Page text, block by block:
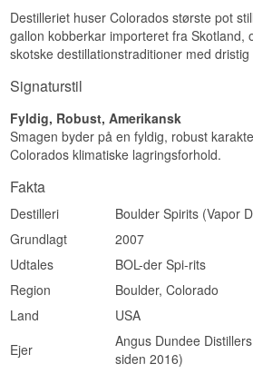
ABV: 42 %
Størrelse: 70 CL
Smagsprofil
Destilleriet huser Colorados største pot
gallon kobberkar importeret fra Skotland,
skotske destillationstraditioner med
Signaturstil
Fyldig, Robust, Amerikansk
Smagen byder på en fyldig, robust
Colorados klimatiske lagringsforhold.
Fakta
Destilleri
Boulder Spirits (Vapor
Grundlagt
2007
Udtales
BOL-der Spi-rits
Region
Boulder, Colorado
Land
USA
Ejer
Angus Dundee
siden 2016)